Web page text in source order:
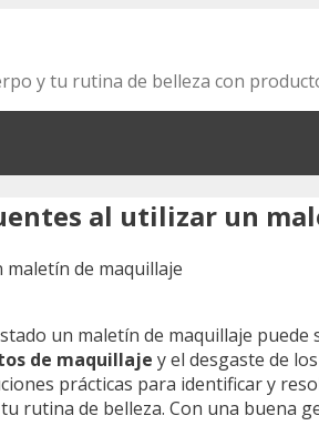
y tu rutina de belleza con
al utilizar un
un maletín de maquillaje
de maquillaje y el desgaste de
prácticas para identificar y
rutina de belleza. Con una buena